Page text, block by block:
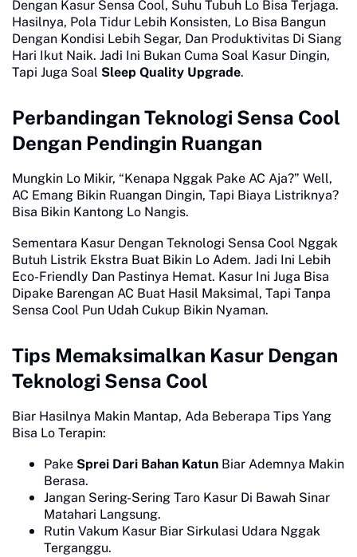
Dengan Kasur Sensa Cool, Suhu Tubuh Lo Bisa Terjaga.
Hasilnya, Pola Tidur Lebih Konsisten, Lo Bisa Bangun
Dengan Kondisi Lebih Segar, Dan Produktivitas Di Siang
Hari Ikut Naik. Jadi Ini Bukan Cuma Soal Kasur Dingin,
Tapi Juga Soal Sleep Quality Upgrade.
Perbandingan Teknologi Sensa Cool
Dengan Pendingin Ruangan
Mungkin Lo Mikir, “Kenapa Nggak Pake AC Aja?” Well,
AC Emang Bikin Ruangan Dingin, Tapi Biaya Listriknya?
Bisa Bikin Kantong Lo Nangis.
Sementara Kasur Dengan Teknologi Sensa Cool Nggak
Butuh Listrik Ekstra Buat Bikin Lo Adem. Jadi Ini Lebih
Eco-Friendly Dan Pastinya Hemat. Kasur Ini Juga Bisa
Dipake Barengan AC Buat Hasil Maksimal, Tapi Tanpa
Sensa Cool Pun Udah Cukup Bikin Nyaman.
Tips Memaksimalkan Kasur Dengan
Teknologi Sensa Cool
Biar Hasilnya Makin Mantap, Ada Beberapa Tips Yang
Bisa Lo Terapin:
Pake Sprei Dari Bahan Katun Biar Ademnya Makin
Berasa.
Jangan Sering-Sering Taro Kasur Di Bawah Sinar
Matahari Langsung.
Rutin Vakum Kasur Biar Sirkulasi Udara Nggak
Terganggu.